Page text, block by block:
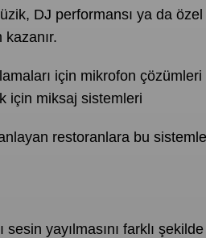
DJ performansı ya da
için mikrofon çözümleri
için miksaj sistemleri
restoranlara bu
sesin yayılmasını farklı